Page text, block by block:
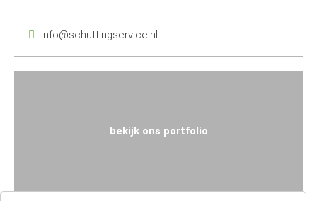
info@schuttingservice.nl
bekijk ons portfolio